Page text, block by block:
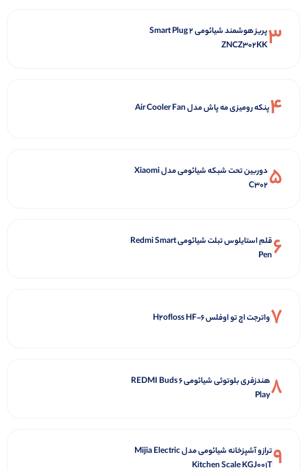
3
پریز هوشمند شیائومی Smart Plug 2
ZNCZ302KK
4پنکه رومیزی مه پاش مدل Air Cooler Fan
5
دوربین تحت شبکه شیائومی مدل Xiaomi
C302
6
قلم استایلوس تبلت شیائومی Redmi Smart
Pen
7واترجت اچ تو اوفلس H2ofloss HF-6
8
هندزفری بلوتوثی شیائومی REDMI Buds 6
Play
9
ترازو آشپزخانه شیائومی مدل Mijia Electric
Kitchen Scale KGJ001T